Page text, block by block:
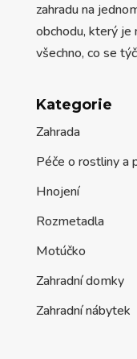
zahradu na
obchodu, který je
všechno, co se
Kategorie
Zahrada
Péče o rostliny a
Hnojení
Rozmetadla
Motúčko
Zahradní domky
Zahradní nábytek